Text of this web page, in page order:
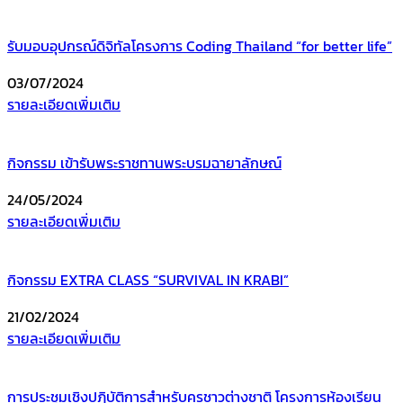
รับมอบอุปกรณ์ดิจิทัลโครงการ Coding Thailand “for better life”
03/07/2024
รายละเอียดเพิ่มเติม
กิจกรรม เข้ารับพระราชทานพระบรมฉายาลักษณ์
24/05/2024
รายละเอียดเพิ่มเติม
กิจกรรม EXTRA CLASS “SURVIVAL IN KRABI”
21/02/2024
รายละเอียดเพิ่มเติม
การประชุมเชิงปฏิบัติการสำหรับครูชาวต่างชาติ โครงการห้องเรียน